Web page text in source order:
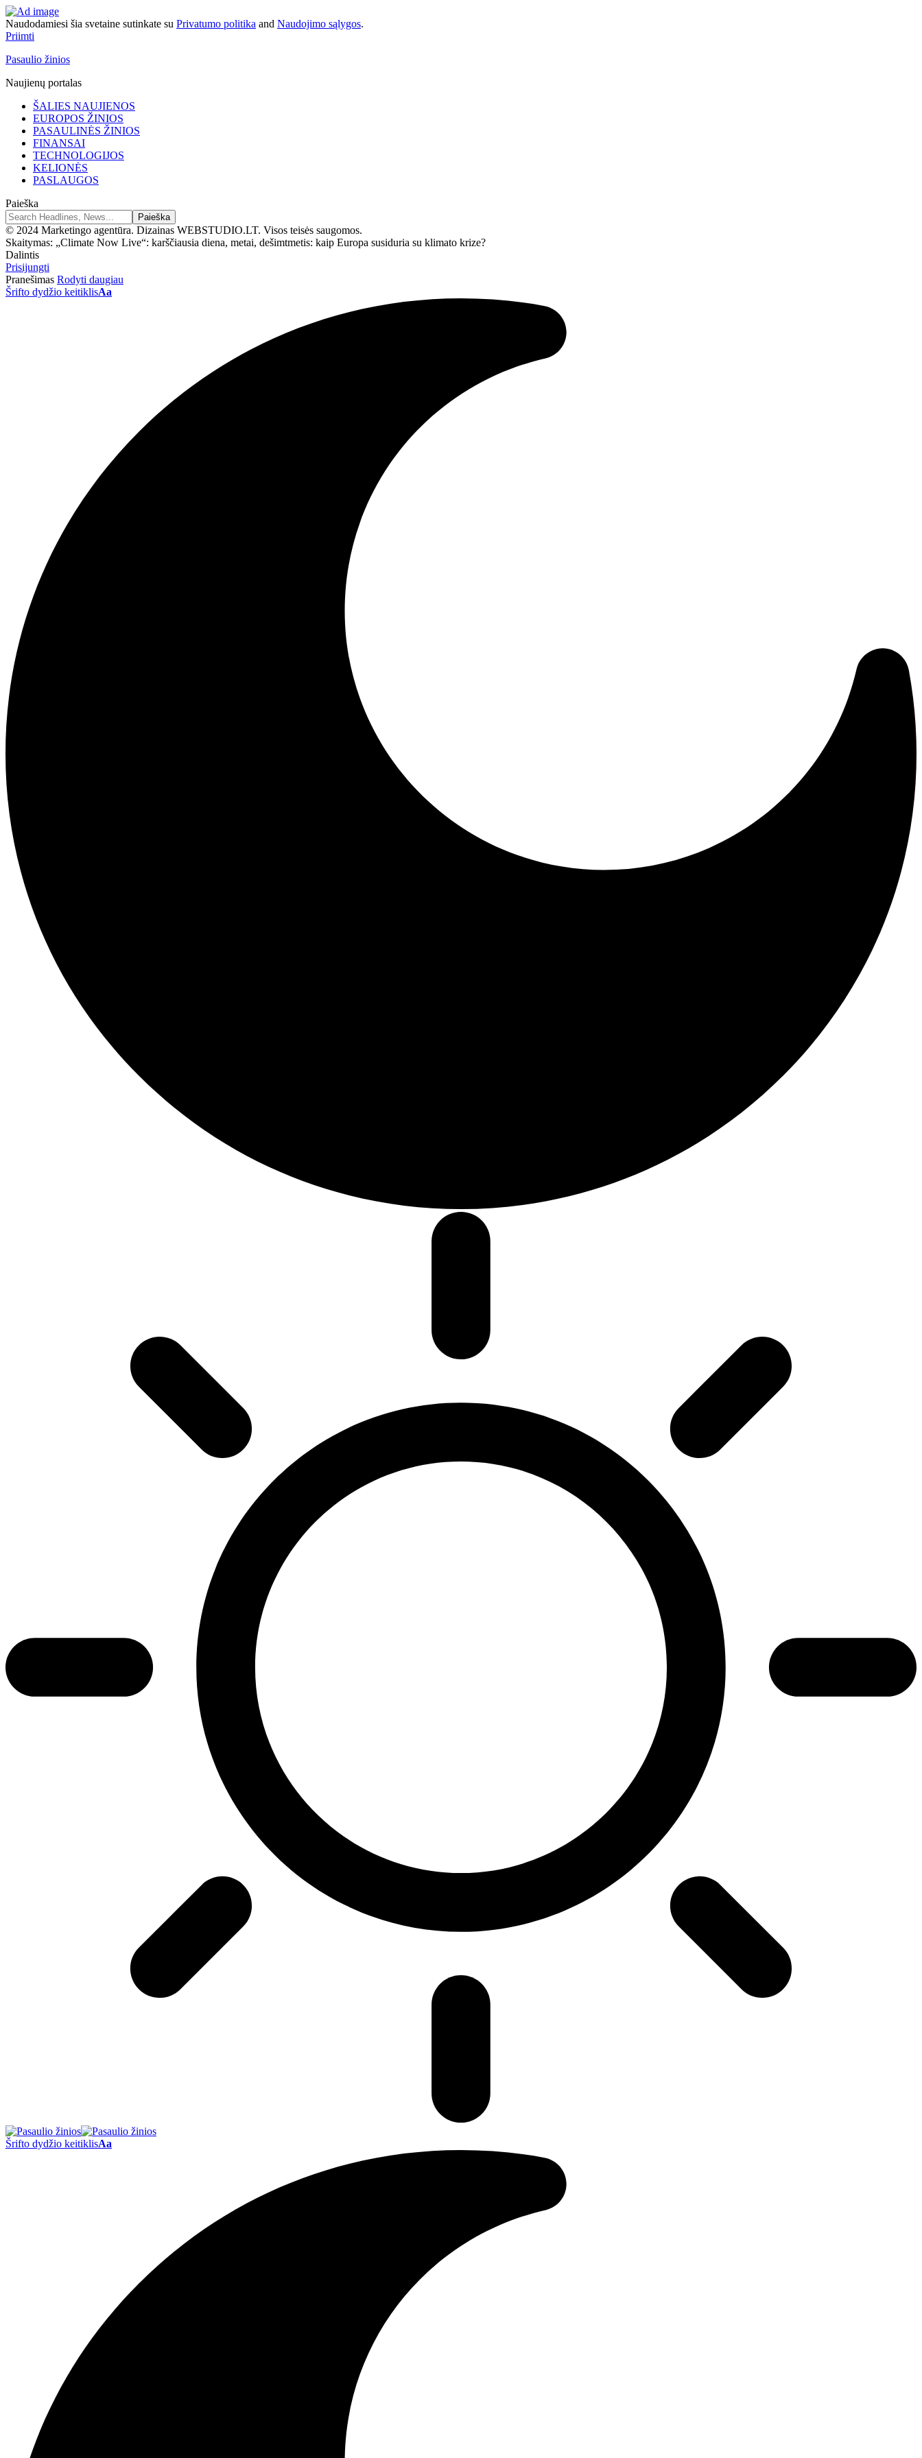
Naudodamiesi šia svetaine sutinkate su Privatumo politika and Naudojimo sąlygos.
Priimti
Pasaulio žinios
Naujienų portalas
ŠALIES NAUJIENOS
EUROPOS ŽINIOS
PASAULINĖS ŽINIOS
FINANSAI
TECHNOLOGIJOS
KELIONĖS
PASLAUGOS
Paieška
© 2024 Marketingo agentūra. Dizainas WEBSTUDIO.LT. Visos teisės saugomos.
Skaitymas: „Climate Now Live“: karščiausia diena, metai, dešimtmetis: kaip Europa susiduria su klimato krize?
Dalintis
Prisijungti
Pranešimas Rodyti daugiau
Šrifto dydžio keitiklisAa
Šrifto dydžio keitiklisAa